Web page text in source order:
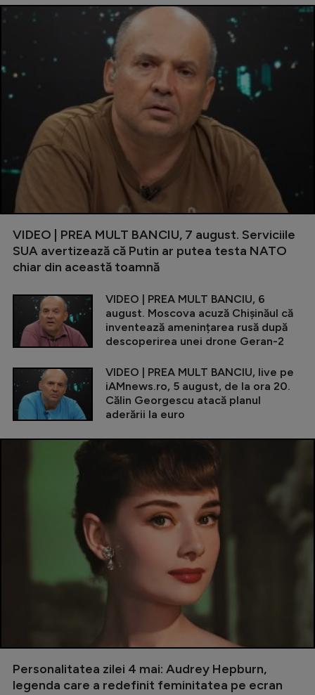
VIDEO | PREA MULT BANCIU, 7 august. Serviciile
SUA avertizează că Putin ar putea testa NATO
chiar din această toamnă
VIDEO | PREA MULT BANCIU, 6
august. Moscova acuză Chișinăul că
inventează amenințarea rusă după
descoperirea unei drone Geran-2
VIDEO | PREA MULT BANCIU, live pe
iAMnews.ro, 5 august, de la ora 20.
Călin Georgescu atacă planul
aderării la euro
Personalitatea zilei 4 mai: Audrey Hepburn,
legenda care a redefinit feminitatea pe ecran